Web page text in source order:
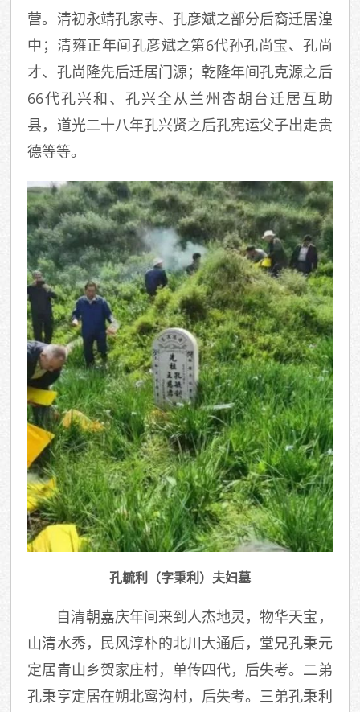
营。清初永靖孔家寺、孔彦斌之部分后裔迁居湟
中；清雍正年间孔彦斌之第6代孙孔尚宝、孔尚
才、孔尚隆先后迁居门源；乾隆年间孔克源之后
66代孔兴和、孔兴全从兰州杏胡台迁居互助
县，道光二十八年孔兴贤之后孔宪运父子出走贵
德等等。
孔毓利（字秉利）夫妇墓
自清朝嘉庆年间来到人杰地灵，物华天宝，
山清水秀，民风淳朴的北川大通后，堂兄孔秉元
定居青山乡贺家庄村，单传四代，后失考。二弟
孔秉亨定居在朔北窎沟村，后失考。三弟孔秉利